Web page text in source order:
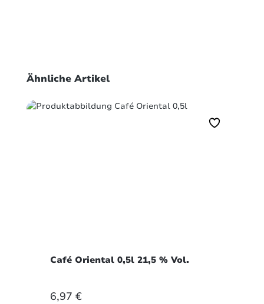
Produktgalerie überspringen
Ähnliche Artikel
Café Oriental 0,5l 21,5 % Vol.
REGULÄRER PREIS:
6,97 €